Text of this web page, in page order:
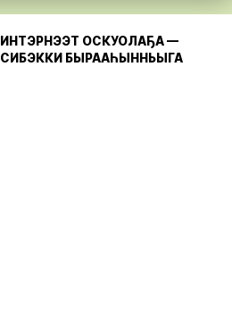
ИНТЭРНЭЭТ ОСКУОЛАҔА —
СИБЭККИ БЫРААҺЫННЬЫГА